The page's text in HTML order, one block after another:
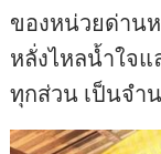
ของหน่วยด่าน
หลั่งไหลน้ำใจ
ทุกส่วน เป็นจำ